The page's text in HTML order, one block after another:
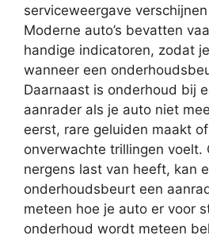
serviceweergave
Moderne auto’s bevatten
handige indicatoren, zodat
wanneer een
Daarnaast is onderhoud bij
aanrader als je auto niet
eerst, rare geluiden maakt
onverwachte trillingen voelt.
nergens last van heeft, kan
onderhoudsbeurt een
meteen hoe je auto er voor
onderhoud wordt meteen